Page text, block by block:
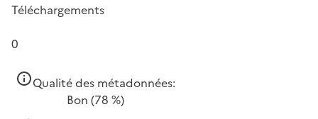
Téléchargements
0
Qualité des métadonnées:
Bon (78 %)